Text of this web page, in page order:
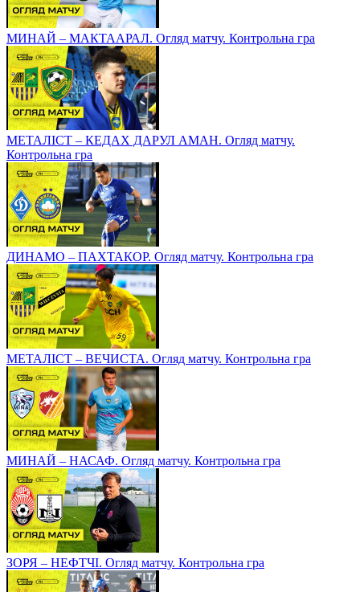
МИНАЙ – МАКТААРАЛ. Огляд матчу. Контрольна гра
МЕТАЛІСТ – КЕДАХ ДАРУЛ АМАН. Огляд матчу.
Контрольна гра
ДИНАМО – ПАХТАКОР. Огляд матчу. Контрольна гра
МЕТАЛІСТ – ВЕЧИСТА. Огляд матчу. Контрольна гра
МИНАЙ – НАСАФ. Огляд матчу. Контрольна гра
ЗОРЯ – НЕФТЧІ. Огляд матчу. Контрольна гра